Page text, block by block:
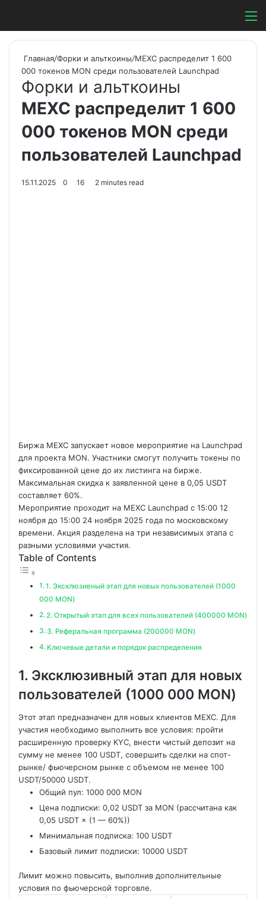
Switch skin
Главная/Форки и альткоины/MEXC распределит 1 600
000 токенов MON среди пользователей Launchpad
Форки и альткоины
MEXC распределит 1 600
000 токенов MON среди
пользователей Launchpad
15.11.2025 0 16 2 minutes read
Биржа MEXC запускает новое мероприятие на Launchpad
для проекта MON. Участники смогут получить токены по
фиксированной цене до их листинга на бирже.
Максимальная скидка к заявленной цене в 0,05 USDT
составляет 60%.
Мероприятие проходит на MEXC Launchpad с 15:00 12
ноября до 15:00 24 ноября 2025 года по московскому
времени. Акция разделена на три независимых этапа с
разными условиями участия.
Table of Contents
1. Эксклюзивный этап для новых пользователей (1000
000 MON)
2. Открытый этап для всех пользователей (400000 MON)
3. Реферальная программа (200000 MON)
Ключевые детали и порядок распределения
1. Эксклюзивный этап для новых
пользователей (1000 000 MON)
Этот этап предназначен для новых клиентов MEXC. Для
участия необходимо выполнить все условия: пройти
расширенную проверку KYC, внести чистый депозит на
сумму не менее 100 USDT, совершить сделки на спот-
рынке/ фьючерсном рынке с объемом не менее 100
USDT/50000 USDT.
Общий пул: 1000 000 MON
Цена подписки: 0,02 USDT за MON (рассчитана как
0,05 USDT × (1 — 60%))
Минимальная подписка: 100 USDT
Базовый лимит подписки: 10000 USDT
Лимит можно повысить, выполнив дополнительные
условия по фьючерсной торговле.